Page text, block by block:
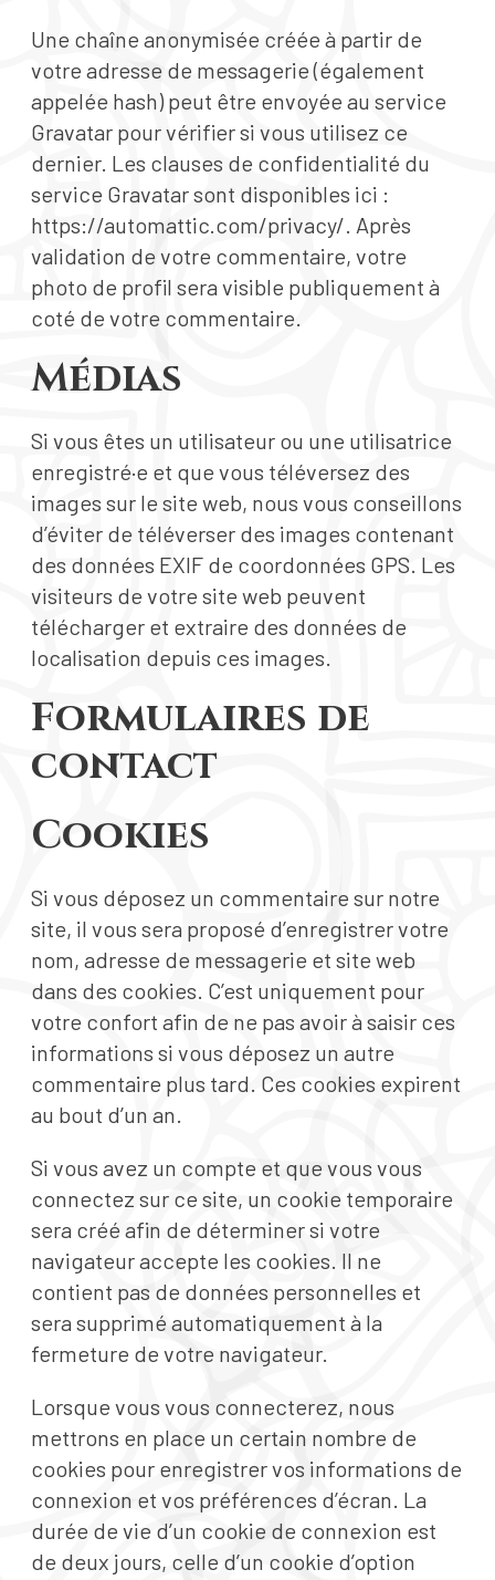
Une chaîne anonymisée créée à partir de
votre adresse de messagerie (également
appelée hash) peut être envoyée au service
Gravatar pour vérifier si vous utilisez ce
dernier. Les clauses de confidentialité du
service Gravatar sont disponibles ici :
https://automattic.com/privacy/. Après
validation de votre commentaire, votre
photo de profil sera visible publiquement à
coté de votre commentaire.
Médias
Si vous êtes un utilisateur ou une utilisatrice
enregistré·e et que vous téléversez des
images sur le site web, nous vous conseillons
d’éviter de téléverser des images contenant
des données EXIF de coordonnées GPS. Les
visiteurs de votre site web peuvent
télécharger et extraire des données de
localisation depuis ces images.
Formulaires de
contact
Cookies
Si vous déposez un commentaire sur notre
site, il vous sera proposé d’enregistrer votre
nom, adresse de messagerie et site web
dans des cookies. C’est uniquement pour
votre confort afin de ne pas avoir à saisir ces
informations si vous déposez un autre
commentaire plus tard. Ces cookies expirent
au bout d’un an.
Si vous avez un compte et que vous vous
connectez sur ce site, un cookie temporaire
sera créé afin de déterminer si votre
navigateur accepte les cookies. Il ne
contient pas de données personnelles et
sera supprimé automatiquement à la
fermeture de votre navigateur.
Lorsque vous vous connecterez, nous
mettrons en place un certain nombre de
cookies pour enregistrer vos informations de
connexion et vos préférences d’écran. La
durée de vie d’un cookie de connexion est
de deux jours, celle d’un cookie d’option